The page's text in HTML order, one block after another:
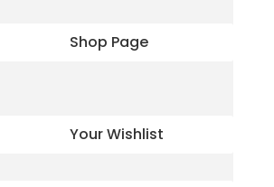
Shop Page
Your Wishlist